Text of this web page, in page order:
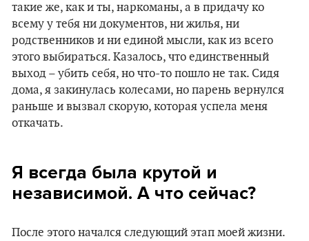
такие же, как и ты, наркоманы, а в придачу ко
всему у тебя ни документов, ни жилья, ни
родственников и ни единой мысли, как из всего
этого выбираться. Казалось, что единственный
выход – убить себя, но что-то пошло не так. Сидя
дома, я закинулась колесами, но парень вернулся
раньше и вызвал скорую, которая успела меня
откачать.
Я всегда была крутой и
независимой. А что сейчас?
После этого начался следующий этап моей жизни.